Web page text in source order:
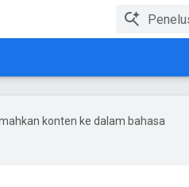
konten ke dalam bahasa